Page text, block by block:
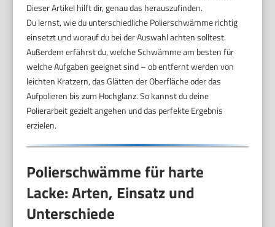
Dieser Artikel hilft dir, genau das herauszufinden.
Du lernst, wie du unterschiedliche Polierschwämme richtig
einsetzt und worauf du bei der Auswahl achten solltest.
Außerdem erfährst du, welche Schwämme am besten für
welche Aufgaben geeignet sind – ob entfernt werden von
leichten Kratzern, das Glätten der Oberfläche oder das
Aufpolieren bis zum Hochglanz. So kannst du deine
Polierarbeit gezielt angehen und das perfekte Ergebnis
erzielen.
Polierschwämme für harte
Lacke: Arten, Einsatz und
Unterschiede